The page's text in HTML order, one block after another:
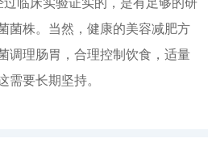
临床实验证实的，是有足够的研
菌株。当然，健康的美容减肥方
调理肠胃，合理控制饮食，适量
需要长期坚持。